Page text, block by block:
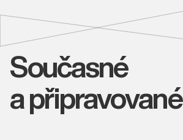
Současné
a připravované